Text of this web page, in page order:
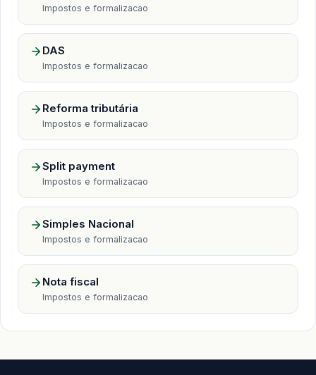
Impostos e formalizacao
DAS
Impostos e formalizacao
Reforma tributária
Impostos e formalizacao
Split payment
Impostos e formalizacao
Simples Nacional
Impostos e formalizacao
Nota fiscal
Impostos e formalizacao